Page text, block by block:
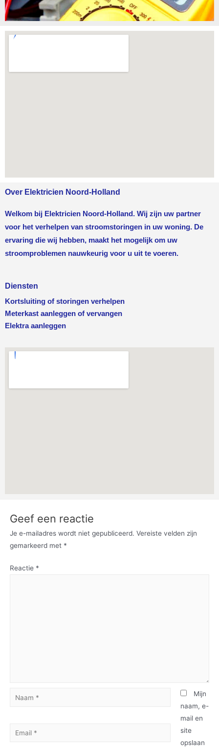
Over Elektricien Noord-Holland
Welkom bij Elektricien Noord-Holland. Wij zijn uw partner
voor het verhelpen van stroomstoringen in uw woning. De
ervaring die wij hebben, maakt het mogelijk om uw
stroomproblemen nauwkeurig voor u uit te voeren.
Diensten
Kortsluiting of storingen verhelpen
Meterkast aanleggen of vervangen
Elektra aanleggen
Geef een reactie
Je e-mailadres wordt niet gepubliceerd. Vereiste velden zijn
gemarkeerd met *
Reactie *
Mijn
naam, e-
mail en
site
opslaan